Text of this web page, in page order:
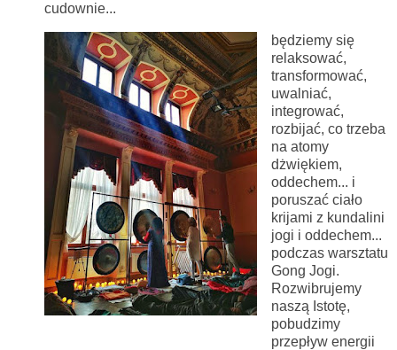
cudownie...
będziemy się
relaksować,
transformować,
uwalniać,
integrować,
rozbijać, co trzeba
na atomy
dżwiękiem,
oddechem... i
poruszać ciało
krijami z kundalini
jogi i oddechem...
podczas warsztatu
Gong Jogi.
Rozwibrujemy
naszą Istotę,
pobudzimy
przepływ energii